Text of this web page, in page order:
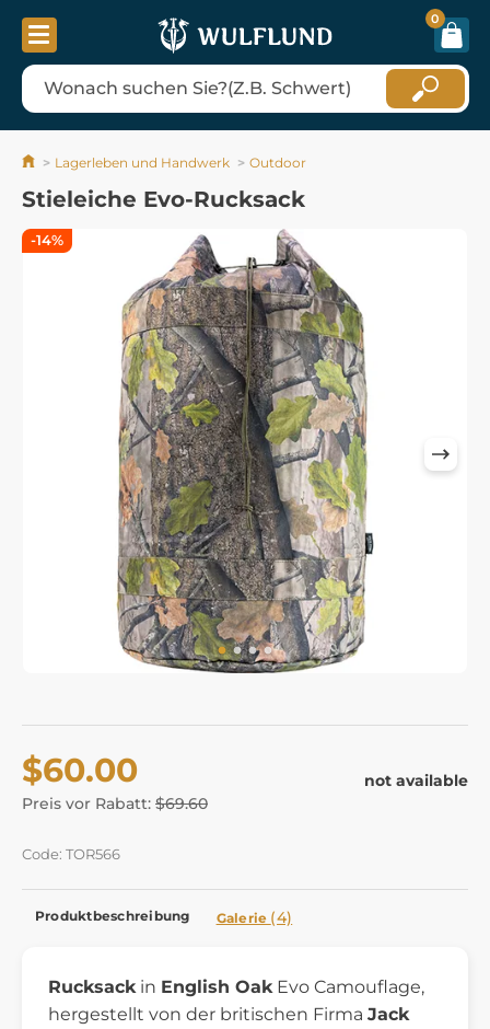
0
Lagerleben und Handwerk Outdoor
Stieleiche Evo-Rucksack
$60.00
Preis vor Rabatt: $69.60
not available
Code: TOR566
-14%
Produktbeschreibung Galerie (4)
Rucksack in English Oak Evo Camouflage,
hergestellt von der britischen Firma Jack